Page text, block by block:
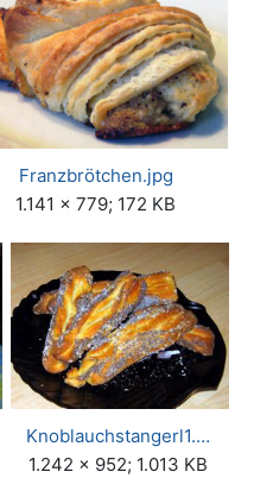
Franzbrötchen.jpg
1.141 × 779; 172 KB
Knoblauchstangerl1.…
1.242 × 952; 1.013 KB